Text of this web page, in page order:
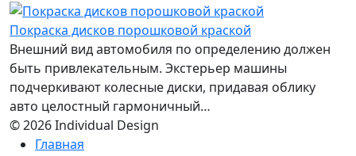
Покраска дисков порошковой краской
Внешний вид автомобиля по определению должен
быть привлекательным. Экстерьер машины
подчеркивают колесные диски, придавая облику
авто целостный гармоничный…
© 2026 Individual Design
Главная